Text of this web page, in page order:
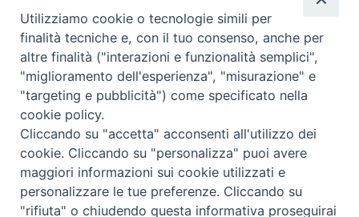
Regione ecclesiastica Puglia
Via Beltrani, 9
76125 Trani BT
Centralino Tel. 0883 494211
Cancelleria Tel. 0883 494204
cancelleria@arcidiocesitrani.it
Copyright © Arcidiocesi di Trani Barletta Bisceglie
Utilizziamo cookie o tecnologie simili per
finalità tecniche e, con il tuo consenso, anche per
altre finalità ("interazioni e funzionalità semplici",
"miglioramento dell'esperienza", "misurazione" e
"targeting e pubblicità") come specificato nella
cookie policy.
Cliccando su "accetta" acconsenti all'utilizzo dei
cookie. Cliccando su "personalizza" puoi avere
maggiori informazioni sui cookie utilizzati e
personalizzare le tue preferenze. Cliccando su
"rifiuta" o chiudendo questa informativa proseguirai